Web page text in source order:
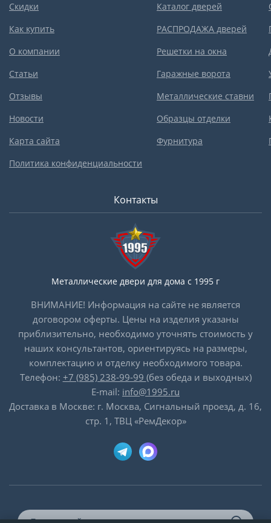
Скидки
Как купить
О компании
Статьи
Отзывы
Новости
Карта сайта
Политика конфиденциальности
Каталог дверей
РАСПРОДАЖА дверей
Решетки на окна
Гаражные ворота
Металлические ставни
Образцы отделки
Фурнитура
Контакты
Металлические двери для дома с 1995 г
ВНИМАНИЕ! Информация на сайте не является
договором оферты. Цены на изделия указаны
приблизительно, необходимо уточнять стоимость у
наших консультантов, ориентируясь на размеры,
комплектацию и отделку необходимого товара.
Телефон: +7 (985) 238-99-99 (без обеда и выходных)
E-mail: info@1995.ru
Доставка в Москве: г. Москва, Сигнальный проезд, д. 16,
стр. 1, ТВЦ «РемДекор»